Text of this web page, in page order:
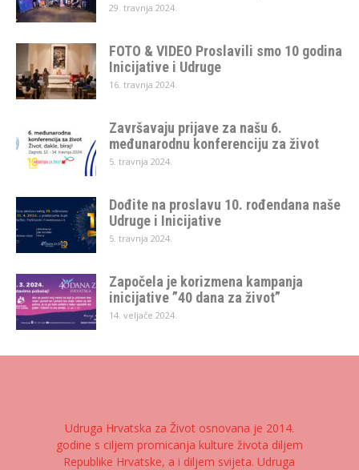
29. travnja 2024.
FOTO & VIDEO Proslavili smo 10 godina
Inicijative i Udruge
16. travnja 2024.
Završavaju prijave za našu 6.
međunarodnu konferenciju za život
5. travnja 2024.
Dođite na proslavu 10. rođendana naše
Udruge i Inicijative
5. travnja 2024.
Započela je korizmena kampanja
inicijative ”40 dana za život”
14. veljače 2024.
Udruga Hrvatska za Život osnovana je 2014.
godine s ciljem promicanja kulture života diljem
Republike Hrvatske, a i diljem svijeta. Udruga